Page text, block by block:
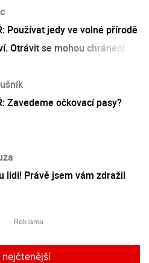
Používat jedy ve volné přírodě
Otrávit se mohou chránění
Zavedeme očkovací pasy?
lidi! Právě jsem vám zdražil
nejčtenější